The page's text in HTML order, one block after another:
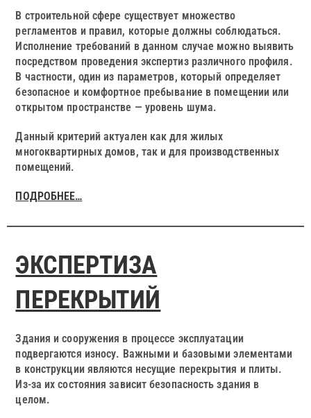
В строительной сфере существует множество
регламентов и правил, которые должны соблюдаться.
Исполнение требований в данном случае можно выявить
посредством проведения экспертиз различного профиля.
В частности, один из параметров, который определяет
безопасное и комфортное пребывание в помещении или
открытом пространстве — уровень шума.
Данный критерий актуален как для жилых
многоквартирных домов, так и для производственных
помещений.
ПОДРОБНЕЕ…
ЭКСПЕРТИЗА
ПЕРЕКРЫТИЙ
Здания и сооружения в процессе эксплуатации
подвергаются износу. Важными и базовыми элементами
в конструкции являются несущие перекрытия и плиты.
Из-за их состояния зависит безопасность здания в
целом.